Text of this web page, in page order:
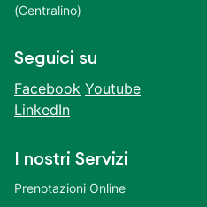
(Centralino)
Seguici su
Facebook Youtube
LinkedIn
I nostri Servizi
Prenotazioni Online